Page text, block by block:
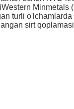
Western Minmetals
turli
sirt